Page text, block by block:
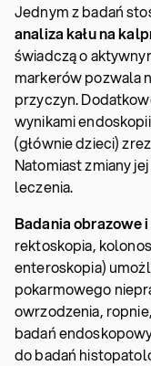
Jednym z badań
analiza kału na
świadczą o
markerów pozwala
przyczyn.
wynikami
(głównie dzieci)
Natomiast zmiany
leczenia.
Badania obrazowe
rektoskopia,
enteroskopia)
pokarmowego
owrzodzenia,
badań
do badań